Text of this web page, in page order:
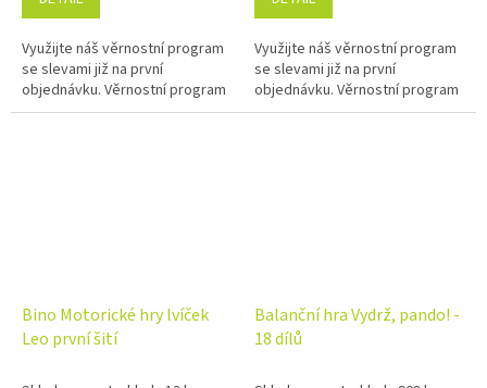
Využijte náš věrnostní program
se slevami již na první
objednávku. Věrnostní program
Využijte náš věrnostní program
se slevami již na první
objednávku. Věrnostní program
Bino Motorické hry lvíček
Leo první šití
Balanční hra Vydrž, pando! -
18 dílů